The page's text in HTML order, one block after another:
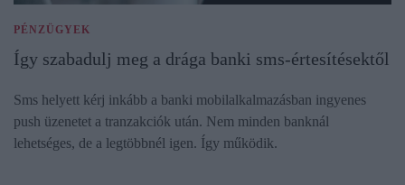
PÉNZÜGYEK
Így szabadulj meg a drága banki sms-értesítésektől
Sms helyett kérj inkább a banki mobilalkalmazásban ingyenes
push üzenetet a tranzakciók után. Nem minden banknál
lehetséges, de a legtöbbnél igen. Így működik.